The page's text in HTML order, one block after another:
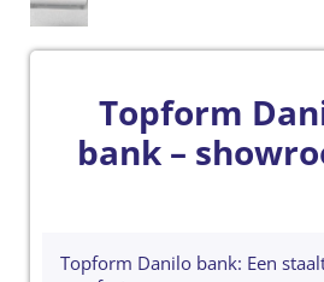
Topform
bank –
Topform Danilo bank: Een